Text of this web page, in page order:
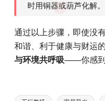
时用铜器或葫芦化解。
通过以上步骤，即使没
和谐、利于健康与财运
与环境共呼吸——你感到
Tags: